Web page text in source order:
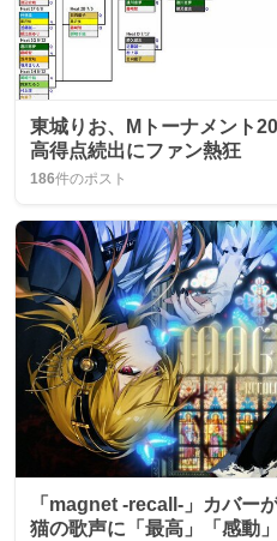
東城りお、Mトーナメント
高得点続出にファン熱狂
186件のポスト
「magnet -recall-」カバー
猫の歌声に「最高」「感動